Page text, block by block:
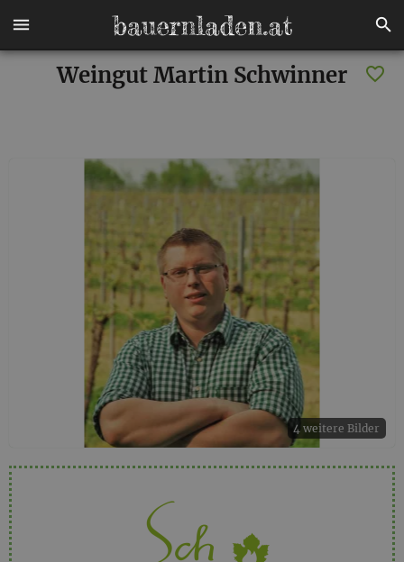
4 weitere Bilder
Weingut Martin Schwinner